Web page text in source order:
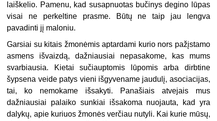
laiškelio. Pamenu, kad susapnuotas bučinys degino lūpas
visai ne perkeltine prasme. Būtų ne taip jau lengva
pavadinti jį maloniu.
Garsiai su kitais žmonėmis aptardami kurio nors pažįstamo
asmens išvaizdą, dažniausiai nepasakome, kas mums
svarbiausia. Kietai sučiauptomis lūpomis arba dirbtine
šypsena veide patys vieni išgyvename jaudulį, asociacijas,
tai, ko nemokame išsakyti. Panašiais atvejais mus
dažniausiai palaiko sunkiai išsakoma nuojauta, kad yra
dalykų, apie kuriuos žmonės verčiau nutyli. Kai kurie mūsų,